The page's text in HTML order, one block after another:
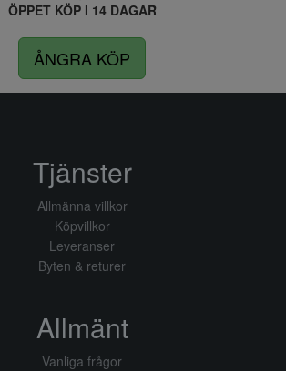
ÖPPET KÖP I 14 DAGAR
ÅNGRA KÖP
Tjänster
Allmänna villkor
Köpvillkor
Leveranser
Byten & returer
Allmänt
Vanliga frågor